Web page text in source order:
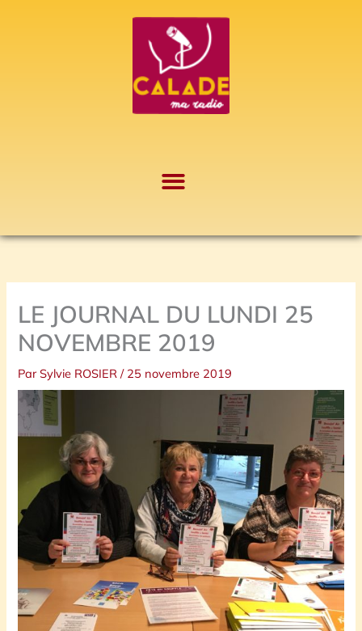
LE JOURNAL DU LUNDI 25
NOVEMBRE 2019
ParSylvie ROSIER/ 25 novembre 2019